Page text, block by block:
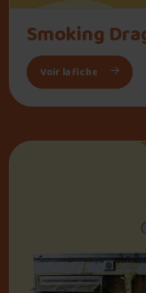
Smoking
Voir la fiche :